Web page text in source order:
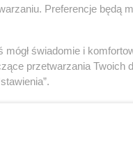
Wjechał do
Trwa
rowu na ulicy
Preferencje będą
świadomie i
przetwarzania Twoich